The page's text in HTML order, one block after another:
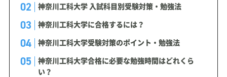
神奈川工科大学 入試科目別受験対策・勉強法
神奈川工科大学に合格するには？
神奈川工科大学受験対策のポイント・勉強法
神奈川工科大学合格に必要な勉強時間はどれくら
い？